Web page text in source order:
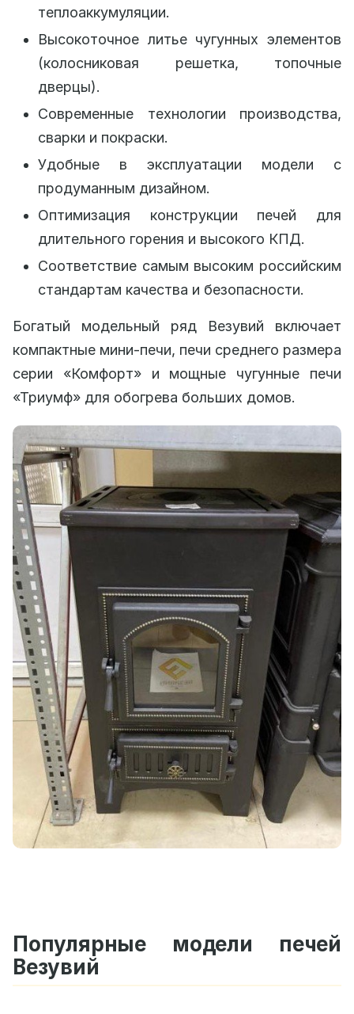
теплоаккумуляции.
Высокоточное литье чугунных элементов
(колосниковая решетка, топочные
дверцы).
Современные технологии производства,
сварки и покраски.
Удобные в эксплуатации модели с
продуманным дизайном.
Оптимизация конструкции печей для
длительного горения и высокого КПД.
Соответствие самым высоким российским
стандартам качества и безопасности.
Богатый модельный ряд Везувий включает
компактные мини-печи, печи среднего размера
серии «Комфорт» и мощные чугунные печи
«Триумф» для обогрева больших домов.
Популярные модели печей
Везувий